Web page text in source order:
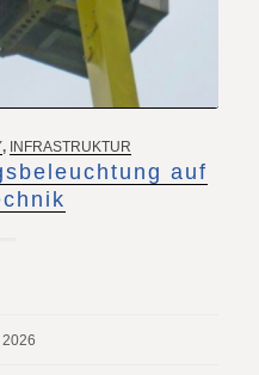
, INFRASTRUKTUR
auf
2026